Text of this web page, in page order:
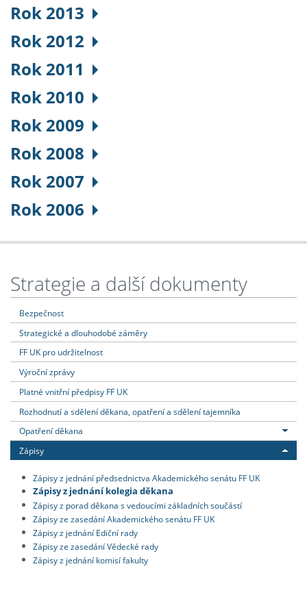
Rok 2013
Rok 2012
Rok 2011
Rok 2010
Rok 2009
Rok 2008
Rok 2007
Rok 2006
Strategie a další dokumenty
Bezpečnost
Strategické a dlouhodobé záměry
FF UK pro udržitelnost
Výroční zprávy
Platné vnitřní předpisy FF UK
Rozhodnutí a sdělení děkana, opatření a sdělení tajemníka
Opatření děkana
Zápisy
Zápisy z jednání předsednictva Akademického senátu FF UK
Zápisy z jednání kolegia děkana
Zápisy z porad děkana s vedoucími základních součástí
Zápisy ze zasedání Akademického senátu FF UK
Zápisy z jednání Ediční rady
Zápisy ze zasedání Vědecké rady
Zápisy z jednání komisí fakulty